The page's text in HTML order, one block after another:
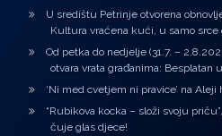
U središtu Petrinje otvorena
Kultura vraćena kući, u samo srce
Od petka do nedjelje (31.7. –
otvara vrata građanima: Besplatan
‘Ni med cvetjem ni pravice’ na
“Rubikova kocka – složi svoju
čuje glas djece!